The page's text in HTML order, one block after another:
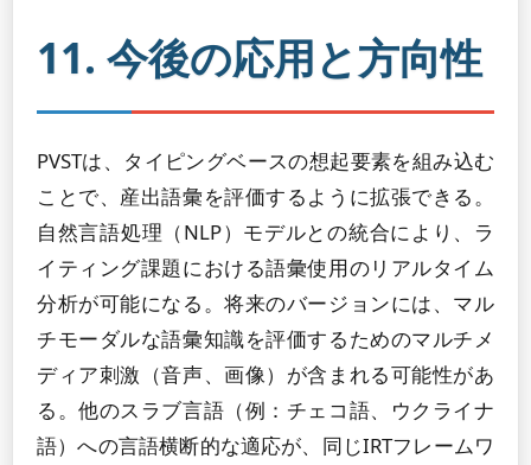
11. 今後の応用と方向性
PVSTは、タイピングベースの想起要素を組み込む
ことで、産出語彙を評価するように拡張できる。
自然言語処理（NLP）モデルとの統合により、ラ
イティング課題における語彙使用のリアルタイム
分析が可能になる。将来のバージョンには、マル
チモーダルな語彙知識を評価するためのマルチメ
ディア刺激（音声、画像）が含まれる可能性があ
る。他のスラブ言語（例：チェコ語、ウクライナ
語）への言語横断的な適応が、同じIRTフレームワ